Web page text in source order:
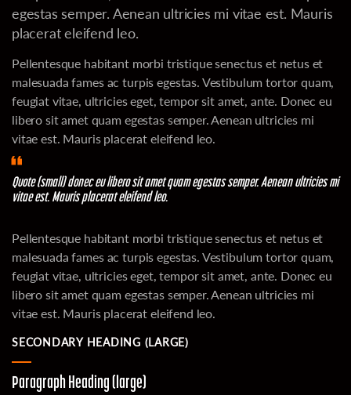
egestas semper. Aenean ultricies mi vitae est. Mauris
placerat eleifend leo.
Pellentesque habitant morbi tristique senectus et netus et
malesuada fames ac turpis egestas. Vestibulum tortor quam,
feugiat vitae, ultricies eget, tempor sit amet, ante. Donec eu
libero sit amet quam egestas semper. Aenean ultricies mi
vitae est. Mauris placerat eleifend leo.
Quote (small) donec eu libero sit amet quam egestas semper. Aenean ultricies mi
vitae est. Mauris placerat eleifend leo.
Pellentesque habitant morbi tristique senectus et netus et
malesuada fames ac turpis egestas. Vestibulum tortor quam,
feugiat vitae, ultricies eget, tempor sit amet, ante. Donec eu
libero sit amet quam egestas semper. Aenean ultricies mi
vitae est. Mauris placerat eleifend leo.
SECONDARY HEADING (LARGE)
Paragraph Heading (large)